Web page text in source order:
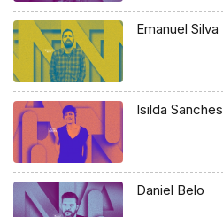
Emanuel Silva
Isilda Sanches
Daniel Belo